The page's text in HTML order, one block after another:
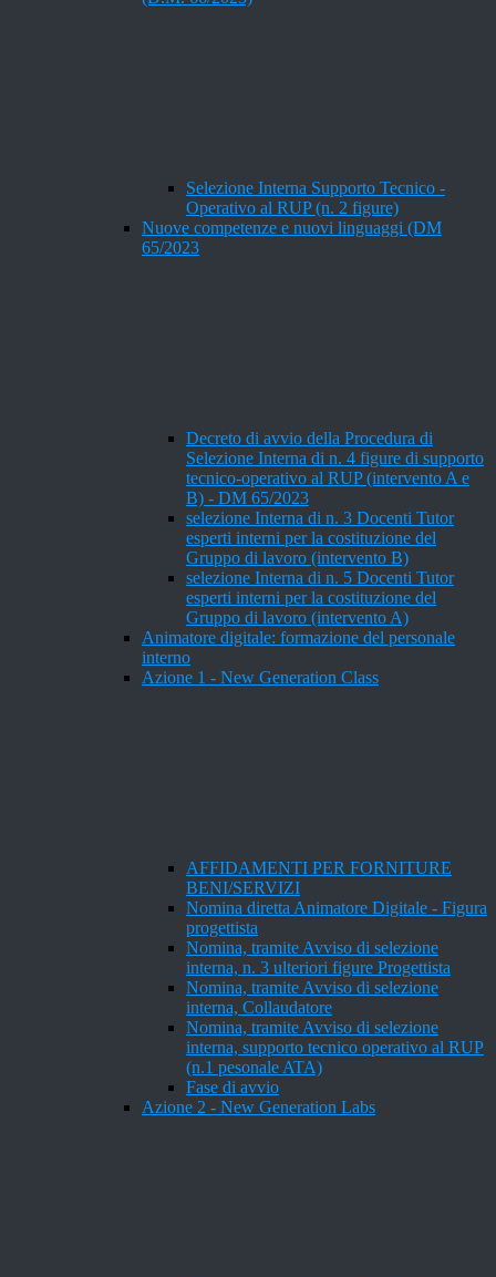
Selezione Interna Supporto Tecnico -
Operativo al RUP (n. 2 figure)
Nuove competenze e nuovi linguaggi (DM
65/2023
Decreto di avvio della Procedura di
Selezione Interna di n. 4 figure di supporto
tecnico-operativo al RUP (intervento A e
B) - DM 65/2023
selezione Interna di n. 3 Docenti Tutor
esperti interni per la costituzione del
Gruppo di lavoro (intervento B)
selezione Interna di n. 5 Docenti Tutor
esperti interni per la costituzione del
Gruppo di lavoro (intervento A)
Animatore digitale: formazione del personale
interno
Azione 1 - New Generation Class
AFFIDAMENTI PER FORNITURE
BENI/SERVIZI
Nomina diretta Animatore Digitale - Figura
progettista
Nomina, tramite Avviso di selezione
interna, n. 3 ulteriori figure Progettista
Nomina, tramite Avviso di selezione
interna, Collaudatore
Nomina, tramite Avviso di selezione
interna, supporto tecnico operativo al RUP
(n.1 pesonale ATA)
Fase di avvio
Azione 2 - New Generation Labs